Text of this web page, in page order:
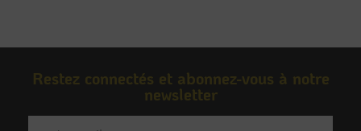
Restez connectés et abonnez-vous à notre
newsletter